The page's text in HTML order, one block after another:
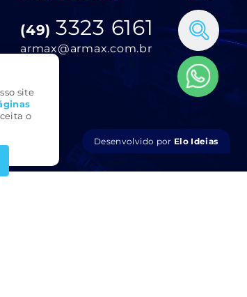
site
o
(49) 3323 6161
armax@armax.com.br
Desenvolvido por Elo Ideias